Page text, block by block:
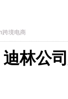
跨境电商
林公